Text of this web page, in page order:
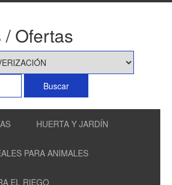
Ofertas
HUERTA Y JARDÍN
PARA ANIMALES
EL RIEGO